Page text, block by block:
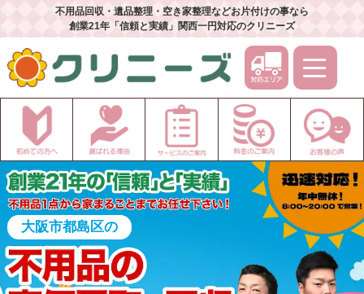
不用品回収・遺品整理・空き家整理などお片付けの事なら
創業21年「信頼と実績」関西一円対応のクリニーズ
大阪市都島区の